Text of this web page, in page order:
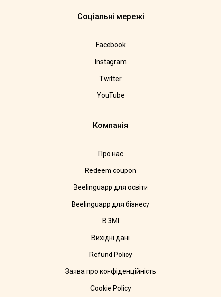
Соціальні мережі
Facebook
Instagram
Twitter
YouTube
Компанія
Про нас
Redeem coupon
Beelinguapp для освіти
Beelinguapp для бізнесу
В ЗМІ
Вихідні дані
Refund Policy
Заява про конфіденційність
Cookie Policy